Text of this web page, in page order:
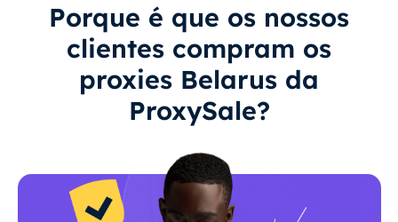
Porque é que os nossos
clientes compram os
proxies Belarus da
ProxySale?